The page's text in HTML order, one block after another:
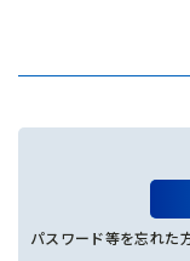
パスワード等を忘れた